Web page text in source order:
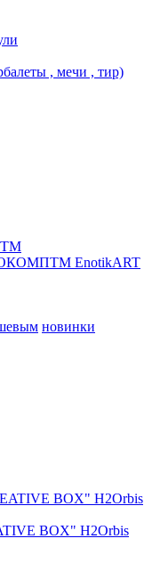
, мечи , тир)
ТМ
ТМ EnotikART
новинки
BOX" H2Orbis